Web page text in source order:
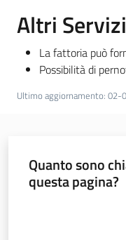
Altri Servizi
La fattoria può
Possibilità di
Ultimo aggiornamento: 02-
Quanto sono
questa pagina?